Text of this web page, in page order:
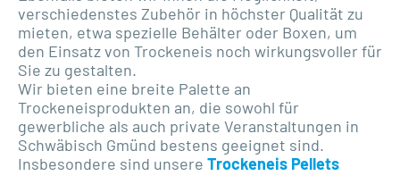
verschiedenstes Zubehör in höchster Qualität zu
mieten, etwa spezielle Behälter oder Boxen, um
den Einsatz von Trockeneis noch wirkungsvoller für
Sie zu gestalten.
Wir bieten eine breite Palette an
Trockeneisprodukten an, die sowohl für
gewerbliche als auch private Veranstaltungen in
Schwäbisch Gmünd bestens geeignet sind.
Insbesondere sind unsere Trockeneis Pellets